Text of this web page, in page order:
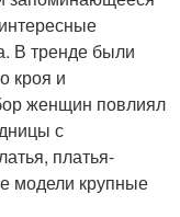
В тренде были
кроя и
женщин повлиял
с
платья-
модели крупные